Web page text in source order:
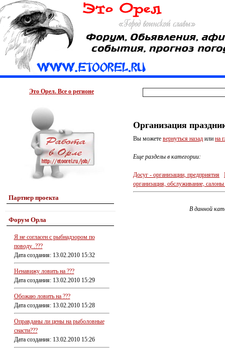
Это Орел. Все о регионе
Партнер проекта
Форум Орла
Я не согласен с рыбнадзором по
поводу .???
Дата создания: 13.02.2010 15:32
Ненавижу ловить на ???
Дата создания: 13.02.2010 15:29
Обожаю ловить на ???
Дата создания: 13.02.2010 15:28
Оправданы ли цены на рыболовные
снасти???
Дата создания: 13.02.2010 15:26
Организация
Вы можете вернуться назад или на
Еще разделы в категории:
Досуг - организации, предприятия
организация, обслуживание,
В данной